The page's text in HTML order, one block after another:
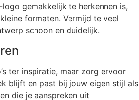
gemakkelijk te herkennen is,
formaten. Vermijd te veel
schoon en duidelijk.
ter inspiratie, maar zorg ervoor
blijft en past bij jouw eigen stijl als
die je aanspreken uit